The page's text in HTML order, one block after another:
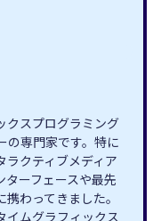
クスプログラミング
の専門家です。特に
クティブメディア
ーフェースや最先
わってきました。
イムグラフィックス